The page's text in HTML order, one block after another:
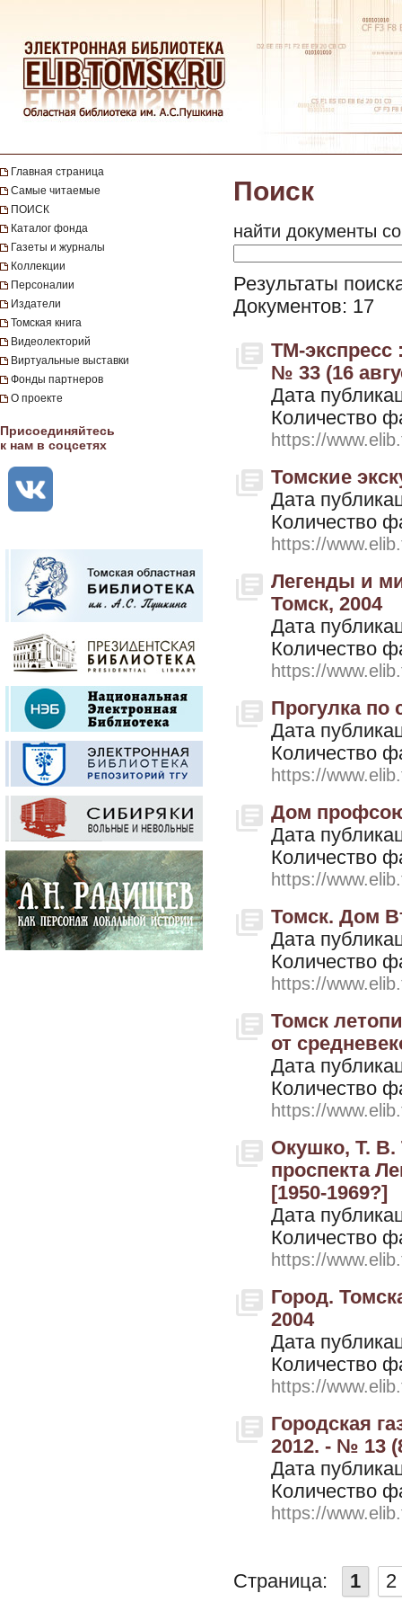
Главная страница
Самые читаемые
ПОИСК
Каталог фонда
Газеты и журналы
Коллекции
Персоналии
Издатели
Томская книга
Видеолекторий
Виртуальные выставки
Фонды партнеров
О проекте
Присоединяйтесь
к нам в соцсетях
Поиск
найти документы
Результаты
Документов: 17
ТМ-экспресс
№ 33 (16
Дата
Количество
https://
Томские
Дата
Количество
https://
Легенды и
Томск, 2004
Дата
Количество
https://
Прогулка по
Дата
Количество
https://
Дом
Дата
Количество
https://
Томск. Дом
Дата
Количество
https://
Томск
от
Дата
Количество
https://
Окушко, Т. В.
проспекта
[1950-1969?]
Дата
Количество
https://
Город.
2004
Дата
Количество
https://
Городская
2012. - № 13
Дата
Количество
https://
Страница: 1 2